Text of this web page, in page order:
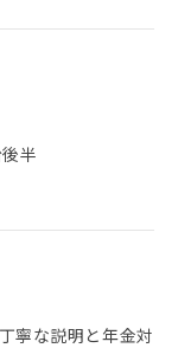
半
寧な説明と年金対